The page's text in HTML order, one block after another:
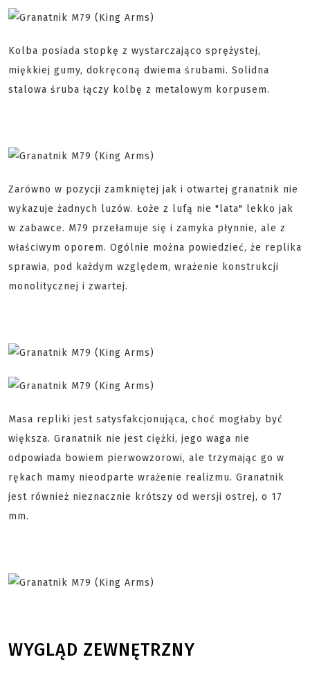
Kolba posiada stopkę z wystarczająco sprężystej,
miękkiej gumy, dokręconą dwiema śrubami. Solidna
stalowa śruba łączy kolbę z metalowym korpusem.
Zarówno w pozycji zamkniętej jak i otwartej granatnik nie
wykazuje żadnych luzów. Łoże z lufą nie "lata" lekko jak
w zabawce. M79 przełamuje się i zamyka płynnie, ale z
właściwym oporem. Ogólnie można powiedzieć, że replika
sprawia, pod każdym względem, wrażenie konstrukcji
monolitycznej i zwartej.
Masa repliki jest satysfakcjonująca, choć mogłaby być
większa. Granatnik nie jest ciężki, jego waga nie
odpowiada bowiem pierwowzorowi, ale trzymając go w
rękach mamy nieodparte wrażenie realizmu. Granatnik
jest również nieznacznie krótszy od wersji ostrej, o 17
mm.
WYGLĄD ZEWNĘTRZNY